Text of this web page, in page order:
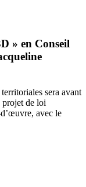
» en Conseil
sera avant
projet de loi
avec le